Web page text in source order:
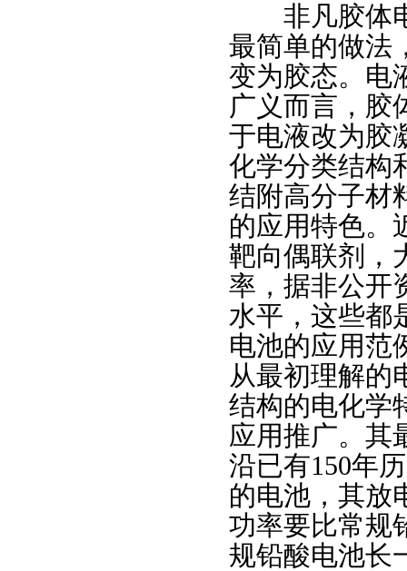
非凡胶体电
最简单的做法
变为胶态。电
广义而言，胶
于电液改为胶
化学分类结构
结附高分子材
的应用特色。
靶向偶联剂，
率，据非公开
水平，这些都
电池的应用范
从最初理解的
结构的电化学
应用推广。其
沿已有150年
的电池，其放
功率要比常规
规铅酸电池长